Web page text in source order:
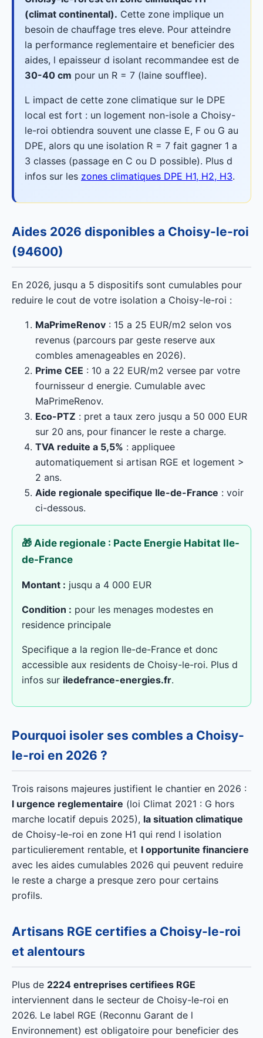
(climat continental). Cette zone implique un
besoin de chauffage tres eleve. Pour atteindre
la performance reglementaire et beneficier des
aides, l epaisseur d isolant recommandee est de
30-40 cm pour un R = 7 (laine soufflee).
L impact de cette zone climatique sur le DPE
local est fort : un logement non-isole a Choisy-
le-roi obtiendra souvent une classe E, F ou G au
DPE, alors qu une isolation R = 7 fait gagner 1 a
3 classes (passage en C ou D possible). Plus d
infos sur les zones climatiques DPE H1, H2, H3.
Aides 2026 disponibles a Choisy-le-roi
(94600)
En 2026, jusqu a 5 dispositifs sont cumulables pour
reduire le cout de votre isolation a Choisy-le-roi :
MaPrimeRenov : 15 a 25 EUR/m2 selon vos
revenus (parcours par geste reserve aux
combles amenageables en 2026).
Prime CEE : 10 a 22 EUR/m2 versee par votre
fournisseur d energie. Cumulable avec
MaPrimeRenov.
Eco-PTZ : pret a taux zero jusqu a 50 000 EUR
sur 20 ans, pour financer le reste a charge.
TVA reduite a 5,5% : appliquee
automatiquement si artisan RGE et logement >
2 ans.
Aide regionale specifique Ile-de-France : voir
ci-dessous.
🎁 Aide regionale : Pacte Energie Habitat Ile-
de-France
Montant : jusqu a 4 000 EUR
Condition : pour les menages modestes en
residence principale
Specifique a la region Ile-de-France et donc
accessible aux residents de Choisy-le-roi. Plus d
infos sur iledefrance-energies.fr.
Pourquoi isoler ses combles a Choisy-
le-roi en 2026 ?
Trois raisons majeures justifient le chantier en 2026 :
l urgence reglementaire (loi Climat 2021 : G hors
marche locatif depuis 2025), la situation climatique
de Choisy-le-roi en zone H1 qui rend l isolation
particulierement rentable, et l opportunite financiere
avec les aides cumulables 2026 qui peuvent reduire
le reste a charge a presque zero pour certains
profils.
Artisans RGE certifies a Choisy-le-roi
et alentours
Plus de 2224 entreprises certifiees RGE
interviennent dans le secteur de Choisy-le-roi en
2026. Le label RGE (Reconnu Garant de l
Environnement) est obligatoire pour beneficier des